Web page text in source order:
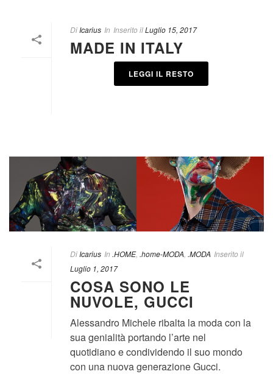
Di Icarius In Inserito ilLuglio 15, 2017
MADE IN ITALY
LEGGI IL RESTO
Di Icarius In .HOME, .home-MODA .MODA Inserito il
Luglio 1, 2017
COSA SONO LE
NUVOLE, GUCCI
Alessandro Michele ribalta la moda con la
sua genialità portando l’arte nel
quotidiano e condividendo il suo mondo
con una nuova generazione Gucci.